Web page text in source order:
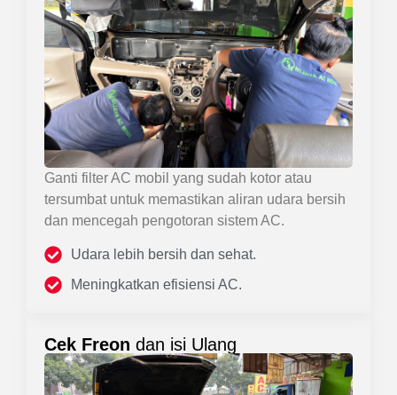
Ganti filter AC mobil yang sudah kotor atau
tersumbat untuk memastikan aliran udara bersih
dan mencegah pengotoran sistem AC.
Udara lebih bersih dan sehat.
Meningkatkan efisiensi AC.
Cek Freon dan isi Ulang